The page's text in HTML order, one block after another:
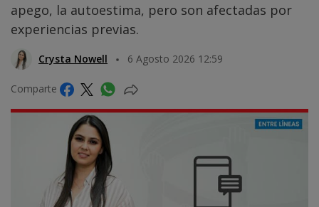
apego, la autoestima, pero son afectadas por
experiencias previas.
Crysta Nowell 6 Agosto 2026 12:59
Comparte